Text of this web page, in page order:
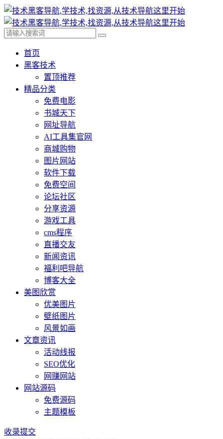
首页
黑客技术
置顶推荐
精品分类
免费电影
书城天下
网址导航
AI工具集官网
商城购物
图片网站
软件下载
免费空间
论坛社区
分享资源
游戏工具
cms程序
直播交友
新闻资讯
福利吧导航
博客大全
美图欣赏
优美图片
壁纸图片
风景如画
文章资讯
活动线报
SEO优化
网赚网站
网站源码
免费源码
主题模板
收录提交